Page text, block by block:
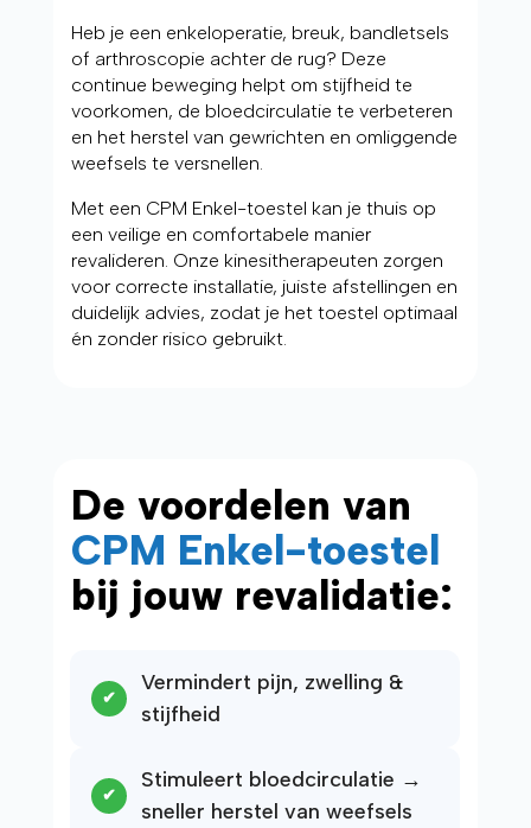
Heb je een enkeloperatie, breuk, bandletsels
of arthroscopie achter de rug? Deze
continue beweging helpt om stijfheid te
voorkomen, de bloedcirculatie te verbeteren
en het herstel van gewrichten en omliggende
weefsels te versnellen.
Met een CPM Enkel-toestel kan je thuis op
een veilige en comfortabele manier
revalideren. Onze kinesitherapeuten zorgen
voor correcte installatie, juiste afstellingen en
duidelijk advies, zodat je het toestel optimaal
én zonder risico gebruikt.
De voordelen van
CPM Enkel-toestel
bij jouw revalidatie:
Vermindert pijn, zwelling &
stijfheid
Stimuleert bloedcirculatie →
sneller herstel van weefsels